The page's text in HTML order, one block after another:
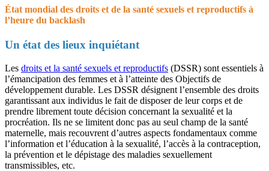
État mondial des droits et de la santé sexuels et reproductifs à
l’heure du backlash
Un état des lieux inquiétant
Les droits et la santé sexuels et reproductifs (DSSR) sont essentiels à
l’émancipation des femmes et à l’atteinte des Objectifs de
développement durable. Les DSSR désignent l’ensemble des droits
garantissant aux individus le fait de disposer de leur corps et de
prendre librement toute décision concernant la sexualité et la
procréation. Ils ne se limitent donc pas au seul champ de la santé
maternelle, mais recouvrent d’autres aspects fondamentaux comme
l’information et l’éducation à la sexualité, l’accès à la contraception,
la prévention et le dépistage des maladies sexuellement
transmissibles, etc.